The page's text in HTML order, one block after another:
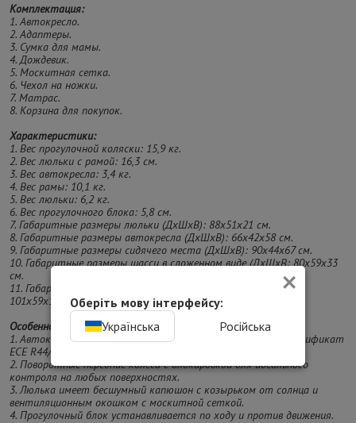
Комплектация:
1. Автокресло.
2. Адаптеры.
3. Сумка для мамы.
4. Дождевик.
5. Москитная сетка.
6. Чехол на ножки.
7. Матрас.
8. Корзина для покупок.
Характеристики:
1. Вес прогулочной коляски: 15,9 кг.
2. Вес люльки с рамой: 16,3 см.
3. Вес автокресла: 3,4 кг.
4. Вес рамы: 10,1 кг.
5. Вес люльки: 6,2 кг.
6. Вес прогулочного блока: 5,8 см.
7. Габаритные размеры люльки (ДхШхВ): 88х51x21 см.
8. Габаритные размеры автокресла (ДхШхВ): 66х42х58 см.
9. Габаритные размеры сидячего места (ДхШхВ): 90х44х67 см.
10. Габаритные размеры шасси в сложенном виде (ДхШхВ: 80х59х33
см.
11. Габаритные размеры шасси в разложенном виде (ДхШхВ):
101х59х114 см.
Особенности:
1. Автокресло подходит для младенцев до 13 кг, имеет сертификат
ECE R44/04.
2. Поворотные передние колеса с блокировкой для идеального
контроля на любых поверхностях.
3. Люлька имеет бесшумный капюшон с козырьком от солнца и
вентиляционным окошком с москитной сеткой.
4. Прогулочный блок устанавливается по ходу и против движения.
×
Оберіть мову інтерфейсу:
Українська
Російська